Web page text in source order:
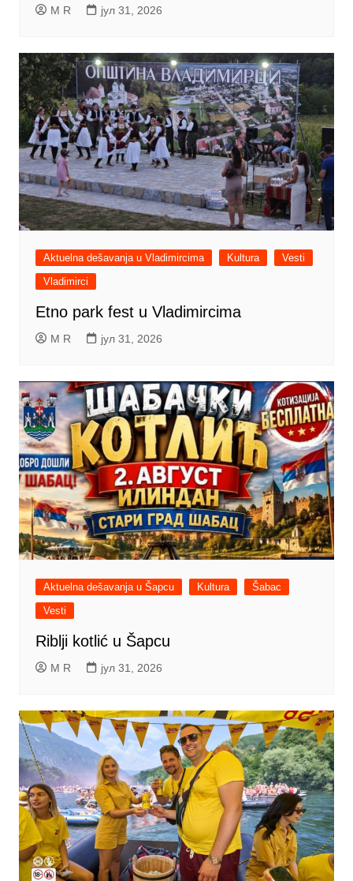
M R јул 31, 2026
Aktuelna dešavanja u Vladimircima Kultura
Vesti
Vladimirci
Etno park fest u Vladimircima
M R јул 31, 2026
Aktuelna dešavanja u Šapcu Kultura
Šabac
Vesti
Riblji kotlić u Šapcu
M R јул 31, 2026